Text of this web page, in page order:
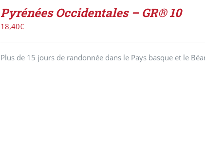
Pyrénées Occidentales – GR® 10
18,40€
Plus de 15 jours de randonnée dans le Pays basque et le